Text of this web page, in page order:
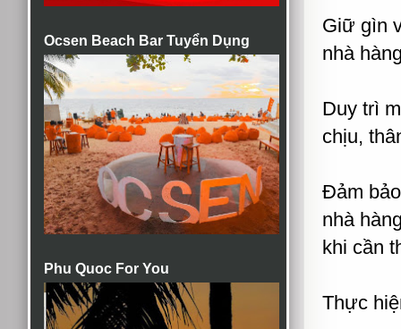
Ocsen Beach Bar Tuyển Dụng
Phu Quoc For You
Giữ gìn
nhà
Duy trì
chịu,
Đảm
nhà
khi cần
Thực